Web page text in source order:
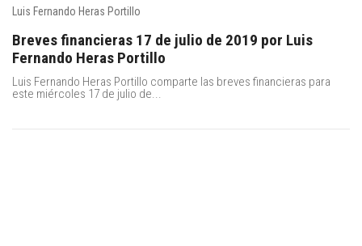
Luis Fernando Heras Portillo
Breves financieras 17 de julio de 2019 por Luis
Fernando Heras Portillo
Luis Fernando Heras Portillo comparte las breves financieras para
este miércoles 17 de julio de...